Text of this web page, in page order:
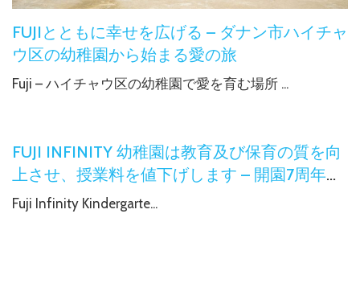
FUJIとともに幸せを広げる – ダナン市ハイチャ
ウ区の幼稚園から始まる愛の旅
Fuji – ハイチャウ区の幼稚園で愛を育む場所 ...
FUJI INFINITY 幼稚園は教育及び保育の質を向
上させ、授業料を値下げします – 開園7周年記
念プロジェクト
Fuji Infinity Kindergarte...